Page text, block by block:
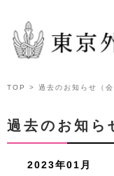
TOP > 過去のお知らせ（会
過去のお知ら
2023年01月